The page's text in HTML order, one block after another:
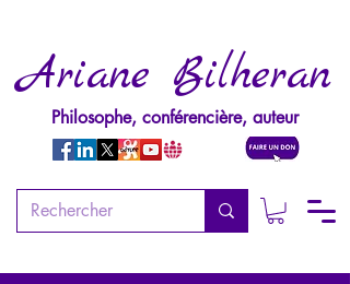
Ariane Bilheran
Philosophe, conférencière, auteur